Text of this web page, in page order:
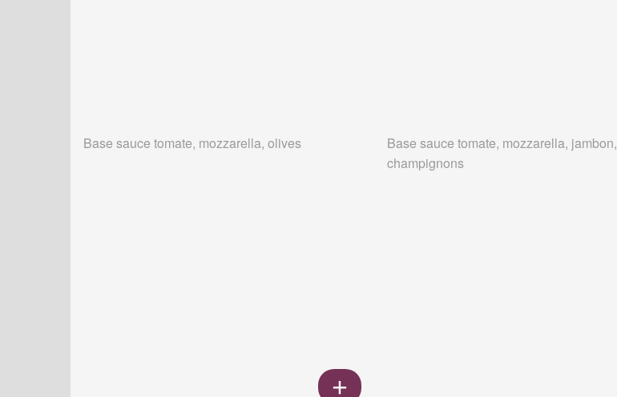
Base sauce tomate, mozzarella, olives
Base sauce tomate, mozzarella, jambon,
champignons